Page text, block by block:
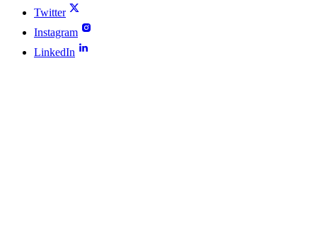
Twitter
Instagram
LinkedIn